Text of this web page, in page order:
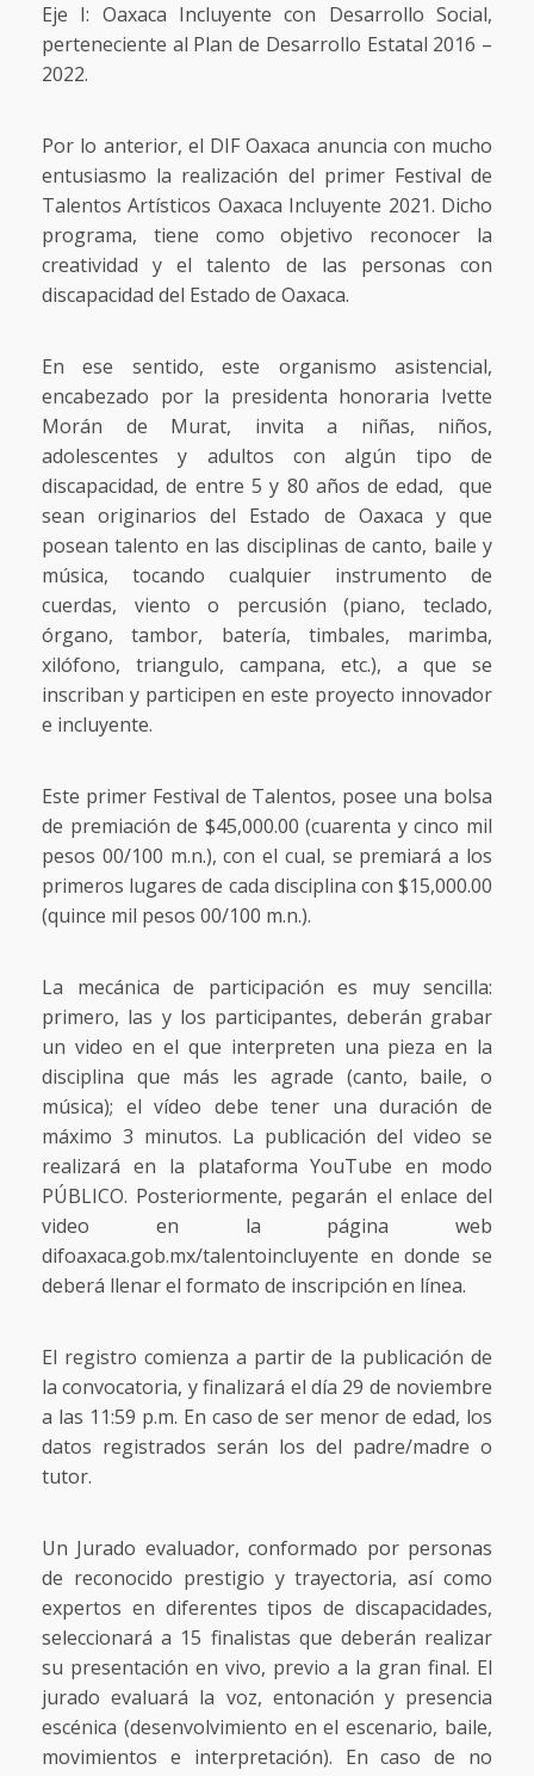
Eje I: Oaxaca Incluyente con Desarrollo Social,
perteneciente al Plan de Desarrollo Estatal 2016 –
2022.
Por lo anterior, el DIF Oaxaca anuncia con mucho
entusiasmo la realización del primer Festival de
Talentos Artísticos Oaxaca Incluyente 2021. Dicho
programa, tiene como objetivo reconocer la
creatividad y el talento de las personas con
discapacidad del Estado de Oaxaca.
En ese sentido, este organismo asistencial,
encabezado por la presidenta honoraria Ivette
Morán de Murat, invita a niñas, niños,
adolescentes y adultos con algún tipo de
discapacidad, de entre 5 y 80 años de edad, que
sean originarios del Estado de Oaxaca y que
posean talento en las disciplinas de canto, baile y
música, tocando cualquier instrumento de
cuerdas, viento o percusión (piano, teclado,
órgano, tambor, batería, timbales, marimba,
xilófono, triangulo, campana, etc.), a que se
inscriban y participen en este proyecto innovador
e incluyente.
Este primer Festival de Talentos, posee una bolsa
de premiación de $45,000.00 (cuarenta y cinco mil
pesos 00/100 m.n.), con el cual, se premiará a los
primeros lugares de cada disciplina con $15,000.00
(quince mil pesos 00/100 m.n.).
La mecánica de participación es muy sencilla:
primero, las y los participantes, deberán grabar
un video en el que interpreten una pieza en la
disciplina que más les agrade (canto, baile, o
música); el vídeo debe tener una duración de
máximo 3 minutos. La publicación del video se
realizará en la plataforma YouTube en modo
PÚBLICO. Posteriormente, pegarán el enlace del
video en la página web
difoaxaca.gob.mx/talentoincluyente en donde se
deberá llenar el formato de inscripción en línea.
El registro comienza a partir de la publicación de
la convocatoria, y finalizará el día 29 de noviembre
a las 11:59 p.m. En caso de ser menor de edad, los
datos registrados serán los del padre/madre o
tutor.
Un Jurado evaluador, conformado por personas
de reconocido prestigio y trayectoria, así como
expertos en diferentes tipos de discapacidades,
seleccionará a 15 finalistas que deberán realizar
su presentación en vivo, previo a la gran final. El
jurado evaluará la voz, entonación y presencia
escénica (desenvolvimiento en el escenario, baile,
movimientos e interpretación). En caso de no